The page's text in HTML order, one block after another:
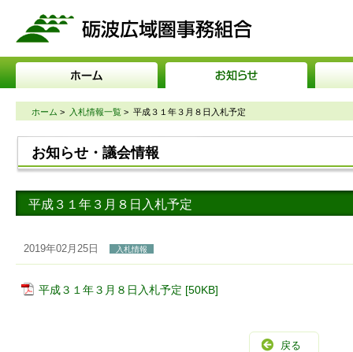
ホーム > 入札情報一覧 > 平成３１年３月８日入札予定
お知らせ・議会情報
平成３１年３月８日入札予定
2019年02月25日 入札情報
平成３１年３月８日入札予定 [50KB]
戻る